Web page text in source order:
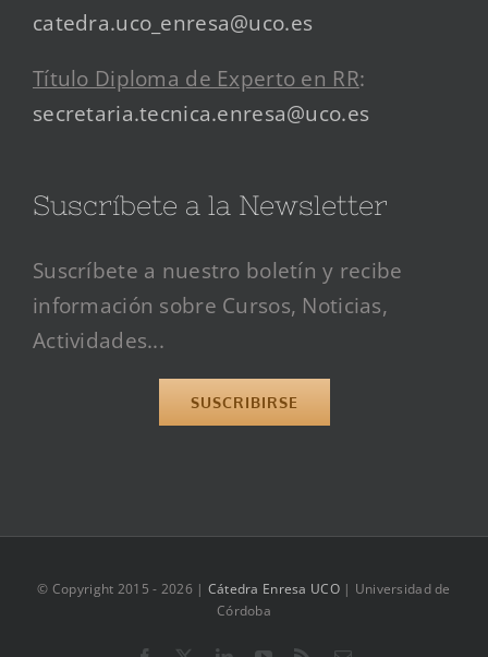
catedra.uco_enresa@uco.es
Título Diploma de Experto en RR:
secretaria.tecnica.enresa@uco.es
Suscríbete a la Newsletter
Suscríbete a nuestro boletín y recibe
información sobre Cursos, Noticias,
Actividades...
SUSCRIBIRSE
© Copyright 2015 - 2026 | Cátedra Enresa UCO| Universidad de
Córdoba